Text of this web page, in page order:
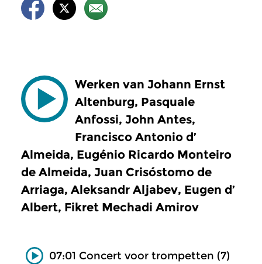
Werken van Johann Ernst
Altenburg, Pasquale
Anfossi, John Antes,
Francisco Antonio d’
Almeida, Eugénio Ricardo Monteiro
de Almeida, Juan Crisóstomo de
Arriaga, Aleksandr Aljabev, Eugen d’
Albert, Fikret Mechadi Amirov
07:01 Concert voor trompetten (7)